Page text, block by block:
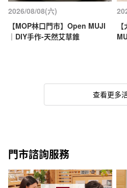
2026/08/08(六)
【MOP林口門市】Open MUJI
｜DIY手作-天然艾草錐
查看更多
門市諮詢服務